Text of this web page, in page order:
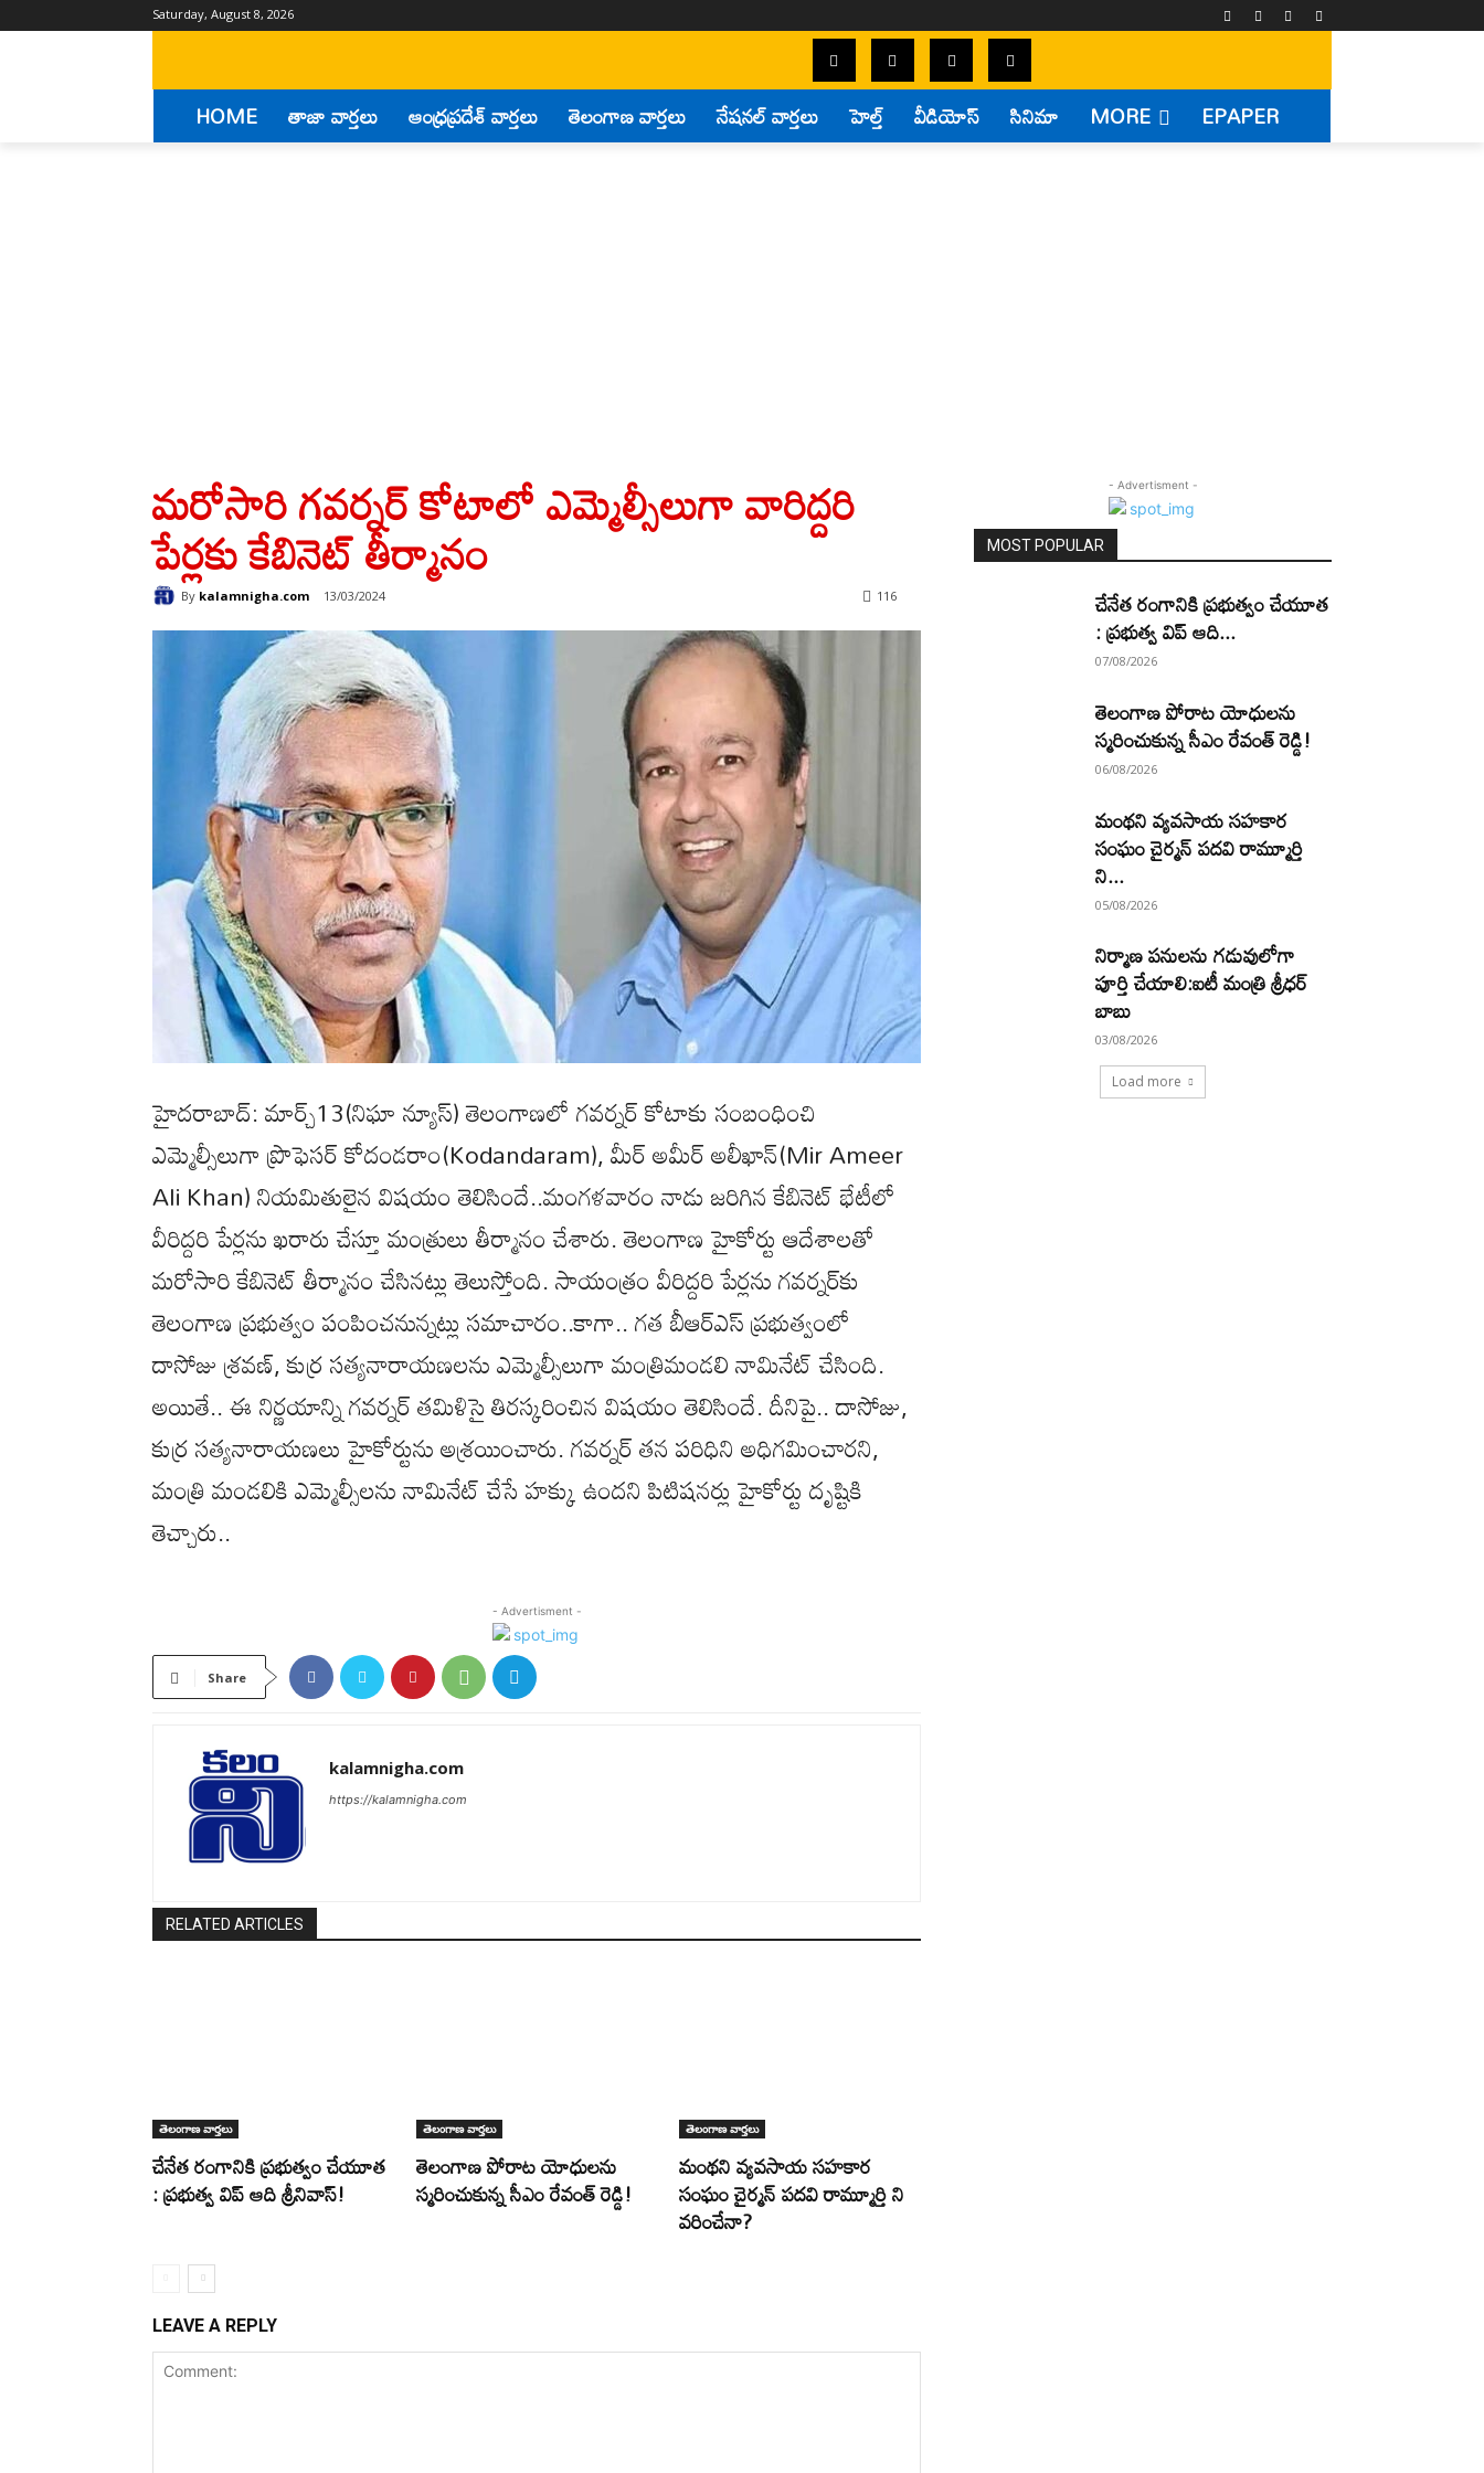
Saturday, August 8, 2026
HOME తాజా వార్తలు ఆంధ్రప్రదేశ్ వార్తలు తెలంగాణ వార్తలు నేషనల్ వార్తలు హెల్త్ వీడియోస్ సినిమా MORE EPAPER
మరోసారి గవర్నర్ కోటాలో ఎమ్మెల్సీలుగా వారిద్దరి
పేర్లకు కేబినెట్ తీర్మానం
By kalamnigha.com 13/03/2024 116
హైదరాబాద్: మార్చ్13(నిఘా న్యూస్) తెలంగాణలో గవర్నర్‌ కోటాకు సంబంధించి
ఎమ్మెల్సీలుగా ప్రొఫెసర్‌ కోదండరాం(Kodandaram), మీర్‌ అమీర్‌ అలీఖాన్‌(Mir Ameer
Ali Khan) నియమితులైన విషయం తెలిసిందే..మంగళవారం నాడు జరిగిన కేబినెట్ భేటీలో
వీరిద్దరి పేర్లను ఖరారు చేస్తూ మంత్రులు తీర్మానం చేశారు. తెలంగాణ హైకోర్టు ఆదేశాలతో
మరోసారి కేబినెట్ తీర్మానం చేసినట్లు తెలుస్తోంది. సాయంత్రం వీరిద్దరి పేర్లను గవర్నర్‌కు
తెలంగాణ ప్రభుత్వం పంపించనున్నట్లు సమాచారం..కాగా.. గత బీఆర్ఎస్ ప్రభుత్వంలో
దాసోజు శ్రవణ్, కుర్ర సత్యనారాయణలను ఎమ్మెల్సీలుగా మంత్రిమండలి నామినేట్ చేసింది.
అయితే.. ఈ నిర్ణయాన్ని గవర్నర్ తమిళిసై తిరస్కరించిన విషయం తెలిసిందే. దీనిపై.. దాసోజు,
కుర్ర సత్యనారాయణలు హైకోర్టును అశ్రయించారు. గవర్నర్ తన పరిధిని అధిగమించారని,
మంత్రి మండలికి ఎమ్మెల్సీలను నామినేట్ చేసే హక్కు ఉందని పిటిషనర్లు హైకోర్టు దృష్టికి
తెచ్చారు..
- Advertisment -
Share
kalamnigha.com
https://kalamnigha.com
RELATED ARTICLES
తెలంగాణ వార్తలు
చేనేత రంగానికి ప్రభుత్వం చేయూత
: ప్రభుత్వ విప్ ఆది శ్రీనివాస్!
తెలంగాణ వార్తలు
తెలంగాణ పోరాట యోధులను
స్మరించుకున్న సీఎం రేవంత్ రెడ్డి!
తెలంగాణ వార్తలు
మంథని వ్యవసాయ సహకార
సంఘం చైర్మన్ పదవి రామ్మూర్తి ని
వరించేనా?
LEAVE A REPLY
- Advertisment -
MOST POPULAR
చేనేత రంగానికి ప్రభుత్వం చేయూత
: ప్రభుత్వ విప్ ఆది...
07/08/2026
తెలంగాణ పోరాట యోధులను
స్మరించుకున్న సీఎం రేవంత్ రెడ్డి!
06/08/2026
మంథని వ్యవసాయ సహకార
సంఘం చైర్మన్ పదవి రామ్మూర్తి
ని...
05/08/2026
నిర్మాణ పనులను గడువులోగా
పూర్తి చేయాలి:ఐటీ మంత్రి శ్రీధర్
బాబు
03/08/2026
Load more